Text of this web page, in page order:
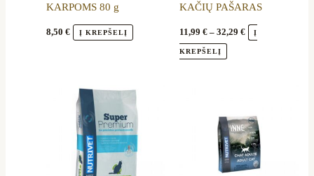
KARPOMS 80 g
8,50€ Į KREPŠELĮ
KAČIŲ PAŠARAS
11,99 € – 32,29 € Į
KREPŠELĮ
product
page
Price
30,99 €
through
50,99 €
This
product
has
multiple
variants.
20,50 €
through
53,39 €
has
multiple
variants.